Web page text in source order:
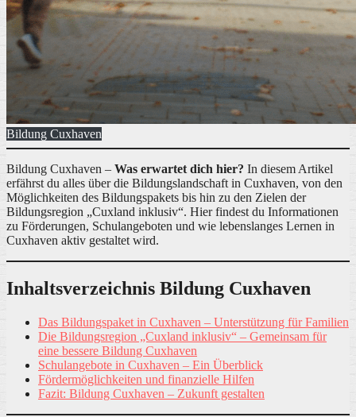
Bildung Cuxhaven
Bildung Cuxhaven – Was erwartet dich hier? In diesem Artikel
erfährst du alles über die Bildungslandschaft in Cuxhaven, von den
Möglichkeiten des Bildungspakets bis hin zu den Zielen der
Bildungsregion „Cuxland inklusiv“. Hier findest du Informationen
zu Förderungen, Schulangeboten und wie lebenslanges Lernen in
Cuxhaven aktiv gestaltet wird.
Inhaltsverzeichnis Bildung Cuxhaven
Das Bildungspaket in Cuxhaven – Unterstützung für Familien
Die Bildungsregion „Cuxland inklusiv“ – Gemeinsam für
eine bessere Bildung Cuxhaven
Schulangebote in Cuxhaven – Ein Überblick
Fördermöglichkeiten und finanzielle Hilfen
Fazit: Bildung Cuxhaven – Zukunft gestalten